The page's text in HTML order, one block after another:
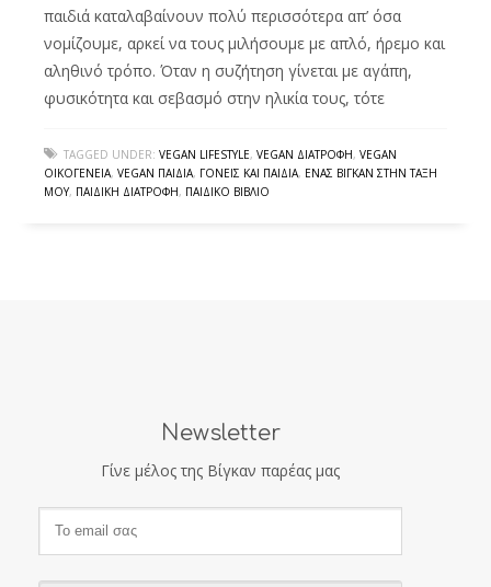
παιδιά καταλαβαίνουν πολύ περισσότερα απ’ όσα
νομίζουμε, αρκεί να τους μιλήσουμε με απλό, ήρεμο και
αληθινό τρόπο. Όταν η συζήτηση γίνεται με αγάπη,
φυσικότητα και σεβασμό στην ηλικία τους, τότε
TAGGED UNDER: VEGAN LIFESTYLE, VEGAN ΔΙΑΤΡΟΦΉ, VEGAN
ΟΙΚΟΓΈΝΕΙΑ, VEGAN ΠΑΙΔΙΆ, ΓΟΝΕΊΣ ΚΑΙ ΠΑΙΔΙΆ, ΈΝΑΣ ΒΊΓΚΑΝ ΣΤΗΝ ΤΆΞΗ
ΜΟΥ, ΠΑΙΔΙΚΉ ΔΙΑΤΡΟΦΉ, ΠΑΙΔΙΚΌ ΒΙΒΛΊΟ
Newsletter
Γίνε μέλος της Βίγκαν παρέας μας